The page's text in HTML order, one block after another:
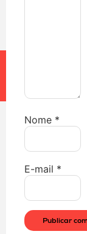
Nome *
E-mail *